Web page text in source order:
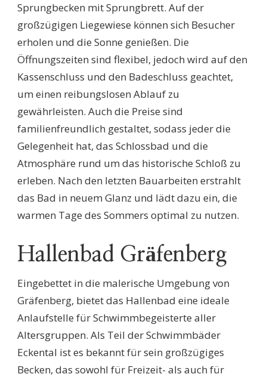
Sprungbecken mit Sprungbrett. Auf der
großzügigen Liegewiese können sich Besucher
erholen und die Sonne genießen. Die
Öffnungszeiten sind flexibel, jedoch wird auf den
Kassenschluss und den Badeschluss geachtet,
um einen reibungslosen Ablauf zu
gewährleisten. Auch die Preise sind
familienfreundlich gestaltet, sodass jeder die
Gelegenheit hat, das Schlossbad und die
Atmosphäre rund um das historische Schloß zu
erleben. Nach den letzten Bauarbeiten erstrahlt
das Bad in neuem Glanz und lädt dazu ein, die
warmen Tage des Sommers optimal zu nutzen.
Hallenbad Gräfenberg
Eingebettet in die malerische Umgebung von
Gräfenberg, bietet das Hallenbad eine ideale
Anlaufstelle für Schwimmbegeisterte aller
Altersgruppen. Als Teil der Schwimmbäder
Eckental ist es bekannt für sein großzügiges
Becken, das sowohl für Freizeit- als auch für